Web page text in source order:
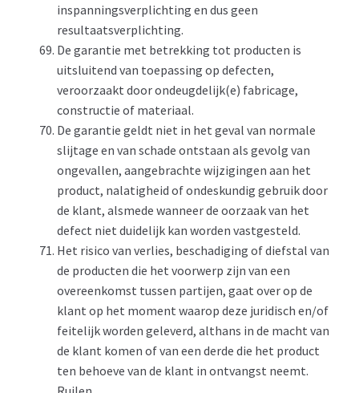
inspanningsverplichting en dus geen
resultaatsverplichting.
De garantie met betrekking tot producten is
uitsluitend van toepassing op defecten,
veroorzaakt door ondeugdelijk(e) fabricage,
constructie of materiaal.
De garantie geldt niet in het geval van normale
slijtage en van schade ontstaan als gevolg van
ongevallen, aangebrachte wijzigingen aan het
product, nalatigheid of ondeskundig gebruik door
de klant, alsmede wanneer de oorzaak van het
defect niet duidelijk kan worden vastgesteld.
Het risico van verlies, beschadiging of diefstal van
de producten die het voorwerp zijn van een
overeenkomst tussen partijen, gaat over op de
klant op het moment waarop deze juridisch en/of
feitelijk worden geleverd, althans in de macht van
de klant komen of van een derde die het product
ten behoeve van de klant in ontvangst neemt.